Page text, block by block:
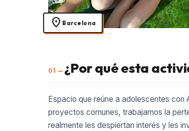
location_on Barcelona
01 — ¿Por qué esta
Espacio que reúne a adolescentes
proyectos comunes, trabajamos la
realmente les despiertan interés y les